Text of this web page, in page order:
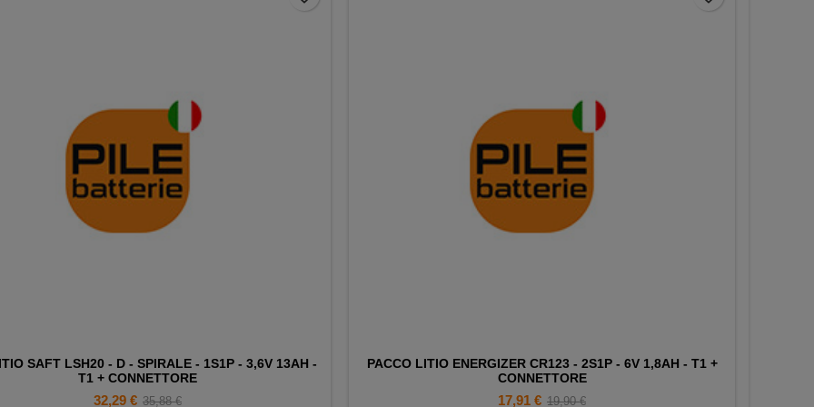
SAFT LSH20 - D - SPIRALE - 1S1P - 3,6V 13AH -
T1 + CONNETTORE
Prezzo
32,29 € Prezzo
35,88 €
PACCO LITIO ENERGIZER CR123 - 2S1P - 6V 1,8AH - T1 +
CONNETTORE
Prezzo
17,91 € Prezzo
19,90 €